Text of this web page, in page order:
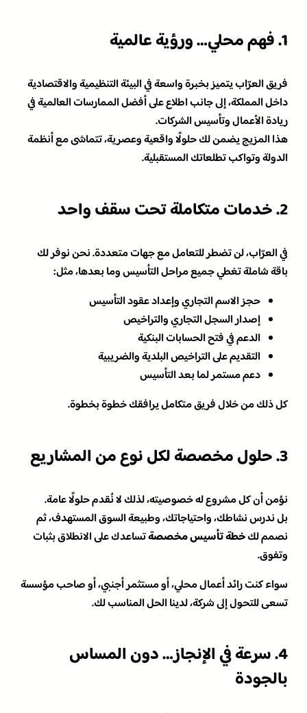
1. فهم محلي… ورؤية عالمية
فريق العرّاب يتميز بخبرة واسعة في البيئة التنظيمية والاقتصادية
داخل المملكة، إلى جانب اطلاع على أفضل الممارسات العالمية في
ريادة الأعمال وتأسيس الشركات.
هذا المزيج يضمن لك حلولًا واقعية وعصرية، تتماشى مع أنظمة
الدولة وتواكب تطلعاتك المستقبلية.
2. خدمات متكاملة تحت سقف واحد
في العرّاب، لن تضطر للتعامل مع جهات متعددة. نحن نوفر لك
باقة شاملة تغطي جميع مراحل التأسيس وما بعدها، مثل:
حجز الاسم التجاري وإعداد عقود التأسيس
إصدار السجل التجاري والتراخيص
الدعم في فتح الحسابات البنكية
التقديم على التراخيص البلدية والضريبية
دعم مستمر لما بعد التأسيس
كل ذلك من خلال فريق متكامل يرافقك خطوة بخطوة.
3. حلول مخصصة لكل نوع من المشاريع
نؤمن أن كل مشروع له خصوصيته، لذلك لا نُقدم حلولًا عامة.
بل ندرس نشاطك، واحتياجاتك، وطبيعة السوق المستهدف، ثم
نصمم لكخطة تأسيس مخصصةتساعدك على الانطلاق بثبات
وتفوق.
سواء كنت رائد أعمال محلي، أو مستثمر أجنبي، أو صاحب مؤسسة
تسعى للتحول إلى شركة، لدينا الحل المناسب لك.
4. سرعة في الإنجاز… دون المساس
بالجودة